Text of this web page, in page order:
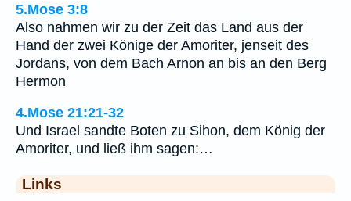
5.Mose 3:8
Also nahmen wir zu der Zeit das Land aus der
Hand der zwei Könige der Amoriter, jenseit des
Jordans, von dem Bach Arnon an bis an den Berg
Hermon
4.Mose 21:21-32
Und Israel sandte Boten zu Sihon, dem König der
Amoriter, und ließ ihm sagen:…
Links